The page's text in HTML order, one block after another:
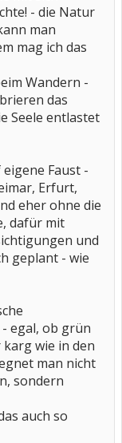
- die Natur
man
mag ich das
Wandern -
das
Seele entlastet
Faust -
Erfurt,
eher ohne die
dafür mit
und
geplant - wie
egal, ob grün
wie in den
man nicht
sondern
auch so